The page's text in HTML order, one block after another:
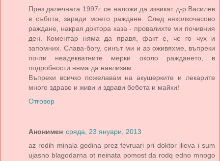
През далечната 1997г. се наложи да извикат д-р Василев
в събота, заради моето раждане. След няколкочасово
раждане, накрая доктора каза - провалихте ми почивния
ден. Коментар няма да правя, факт е, че го чух и
запомних. Слава-богу, синът ми и аз оживяхме, въпреки
почти неадекватните мерки около раждането, в
подробности няма да навлизам.
Въпреки всичко пожелавам на акушерките и лекарите
много здраве и живи и здрави бебета и майки!
Отговор
Анонимен сряда, 23 януари, 2013
az rodih minala godina prez fevruari pri doktor ilieva i sum
ujasno blagodarna ot neinata pomost da rodq edno mnogo